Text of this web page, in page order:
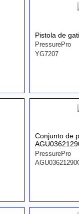
Pistola de
PressurePro
YG7207
Conjunto de
PressurePro